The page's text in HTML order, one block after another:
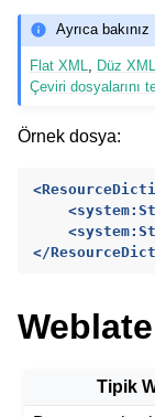
Ayrıca bakınız
Flat XML Düz
Çeviri dosyalarını
Örnek dosya:
</
Weblate
Tipik